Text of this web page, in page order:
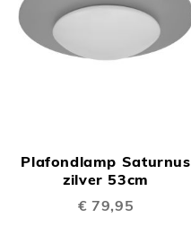
Plafondlamp Saturnus
zilver 53cm
€ 79,95